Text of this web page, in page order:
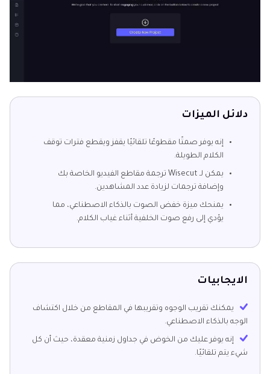
دلائل الميزات
إنه يوفر صمتًا مقطوعًا تلقائيًا يقفز ويقطع فترات توقف
الكلام الطويلة.
يمكن لـ Wisecut ترجمة مقاطع الفيديو الخاصة بك
وإضافة ترجمات لزيادة عدد المشاهدين.
يمنحك ميزة خفض الصوت بالذكاء الاصطناعي، مما
يؤدي إلى رفع صوت الخلفية أثناء غياب الكلام.
الايجابيات
يمكنك تقريب الوجوه وتقريبها في المقاطع من خلال اكتشاف
الوجه بالذكاء الاصطناعي.
إنه يوفر عليك من الخوض في جداول زمنية معقدة، حيث أن كل
شيء يتم تلقائيًا.